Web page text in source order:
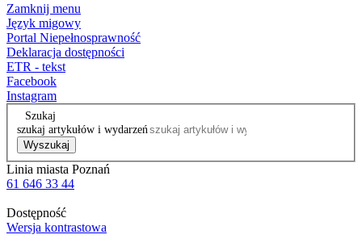
Zamknij menu
Język migowy
Portal Niepełnosprawność
Deklaracja dostępności
ETR - tekst
Facebook
Instagram
Szukaj
szukaj artykułów i wydarzeń
Wyszukaj
Linia miasta Poznań
61 646 33 44
Dostępność
Wersja kontrastowa